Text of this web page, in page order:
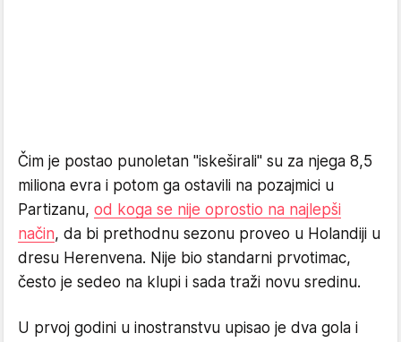
Čim je postao punoletan "iskeširali" su za njega 8,5
miliona evra i potom ga ostavili na pozajmici u
Partizanu, od koga se nije oprostio na najlepši
način, da bi prethodnu sezonu proveo u Holandiji u
dresu Herenvena. Nije bio standarni prvotimac,
često je sedeo na klupi i sada traži novu sredinu.
U prvoj godini u inostranstvu upisao je dva gola i